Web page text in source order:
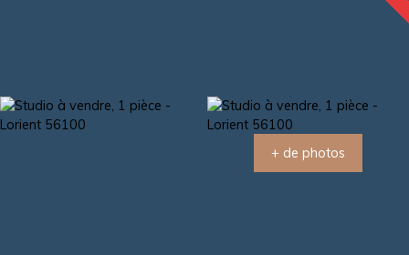
Contact Estimation
+ de photos